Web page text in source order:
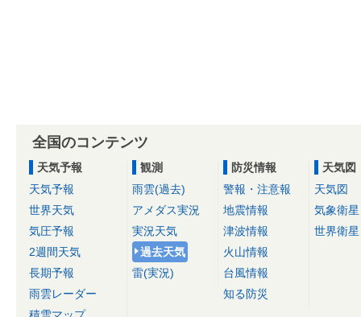
全国のコンテンツ
天気予報
天気予報
世界天気
気圧予報
2週間天気
長期予報
雨雲レーダー
観測
雨雲(過去)
アメダス実況
実況天気
過去天気
雷(実況)
防災情報
警報・注意報
地震情報
津波情報
火山情報
台風情報
知る防災
天気図
天気図
気象衛星
世界衛星